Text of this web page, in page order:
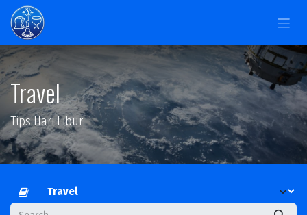
Skip to Content
Travel
Tips Hari Libur
Pilih Blog